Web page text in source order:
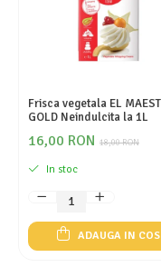
Frisca vegetala EL
GOLD Neindulcita la 1L
18,00 RON
16,00 RON
In stoc
ADAUGA IN COS